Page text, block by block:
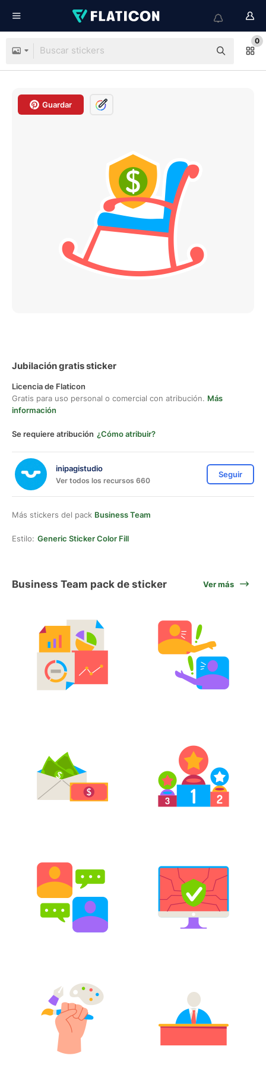
0
Guardar
Jubilación gratis sticker
Licencia de Flaticon
Gratis para uso personal o comercial con atribución. Más
información
Se requiere atribución ¿Cómo atribuir?
inipagistudio
Ver todos los recursos 660
Seguir
Más stickers del pack Business Team
Estilo: Generic Sticker Color Fill
Business Team pack de sticker Ver más